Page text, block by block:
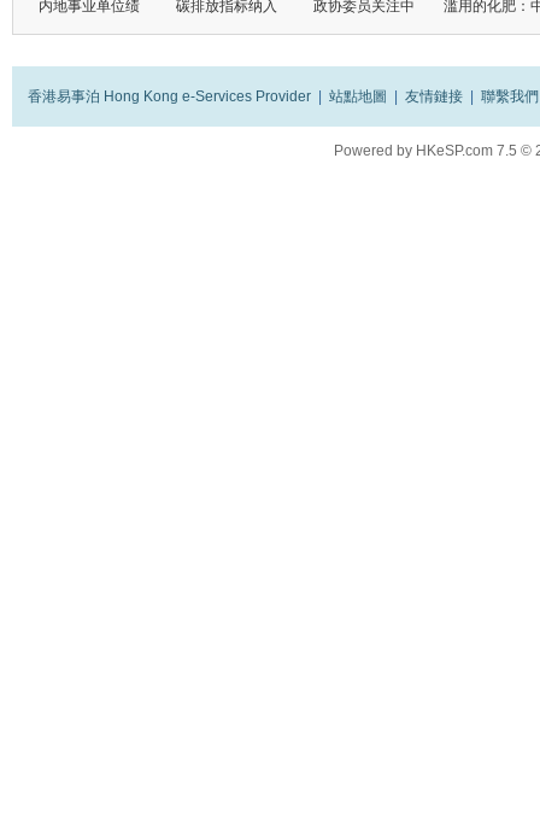
内地事业单位绩 碳排放指标纳入 政协委员关注中 滥用的化肥：
香港易事泊 Hong Kong e-Services Provider 站點地圖 友情鏈接 聯繫我們
Powered by HKeSP.com 7.5 ©